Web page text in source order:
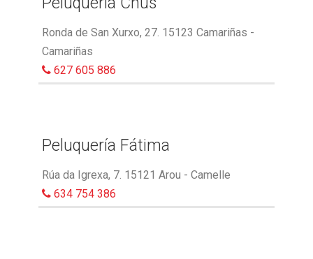
Ronda de San Xurxo, 27. 15123 Camariñas -
Camariñas
627 605 886
Peluquería Fátima
Rúa da Igrexa, 7. 15121 Arou - Camelle
634 754 386